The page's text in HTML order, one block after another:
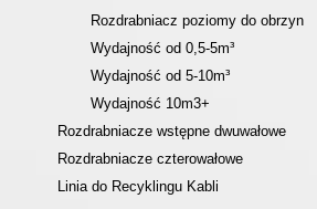
Rozdrabniacz poziomy do obrzyn
Wydajność od 0,5-5m³
Wydajność od 5-10m³
Wydajność 10m3+
Rozdrabniacze wstępne dwuwałowe
Rozdrabniacze czterowałowe
Linia do Recyklingu Kabli